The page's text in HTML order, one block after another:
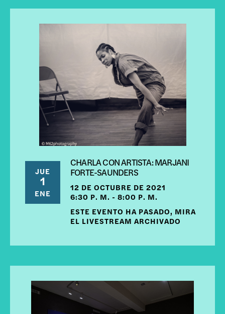
JUE
1
ENE
CHARLA CON ARTISTA: MARJANI
FORTE-SAUNDERS
12 DE OCTUBRE DE 2021
6:30 P. M. - 8:00 P. M.
ESTE EVENTO HA PASADO, MIRA
EL LIVESTREAM ARCHIVADO